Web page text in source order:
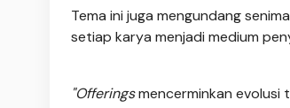
Tema ini juga mengundang
setiap karya menjadi medium
"Offeringsmencerminkan evolusi